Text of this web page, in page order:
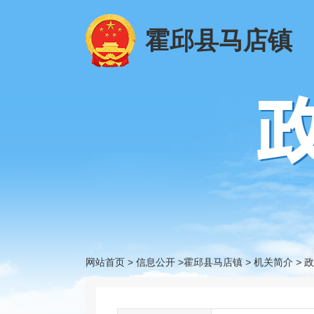
霍邱县马店镇
网站首页 > 信息公开 >霍邱县马店镇 > 机关简介 >